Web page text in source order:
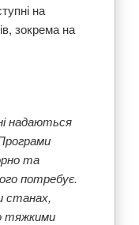
на
зокрема на
надаються
та
потребує.
станах,
тяжкими